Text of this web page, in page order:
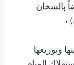
بالسخان
،
وتوزيعها